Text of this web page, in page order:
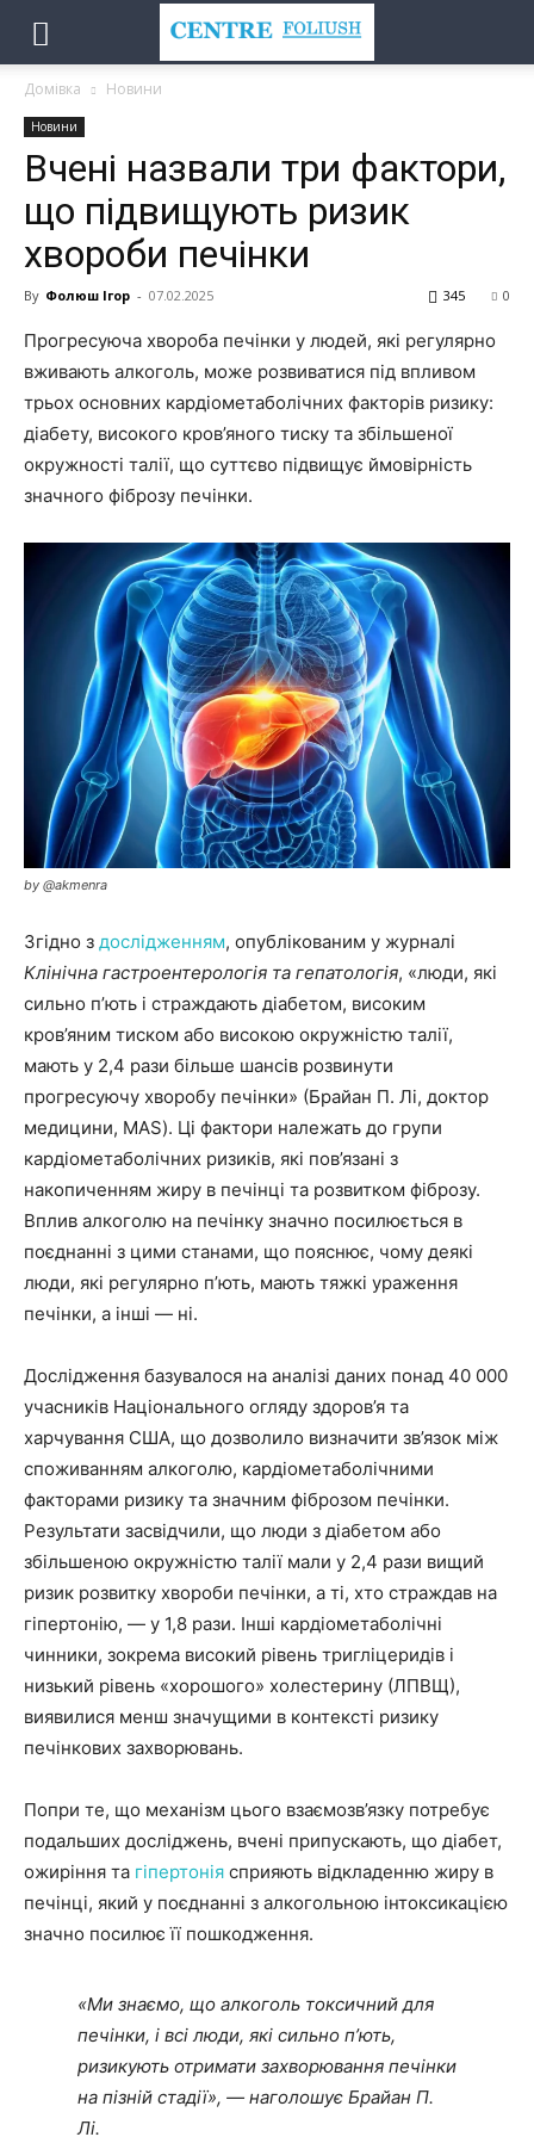
Домівка Новини
Новини
Вчені назвали три фактори,
що підвищують ризик
хвороби печінки
By Фолюш Ігор - 07.02.2025 0
345
Прогресуюча хвороба печінки у людей, які регулярно
вживають алкоголь, може розвиватися під впливом
трьох основних кардіометаболічних факторів ризику:
діабету, високого кров’яного тиску та збільшеної
окружності талії, що суттєво підвищує ймовірність
значного фіброзу печінки.
by @akmenra
Згідно з дослідженням, опублікованим у журналі
Клінічна гастроентерологія та гепатологія, «люди, які
сильно п’ють і страждають діабетом, високим
кров’яним тиском або високою окружністю талії,
мають у 2,4 рази більше шансів розвинути
прогресуючу хворобу печінки» (Брайан П. Лі, доктор
медицини, MAS). Ці фактори належать до групи
кардіометаболічних ризиків, які пов’язані з
накопиченням жиру в печінці та розвитком фіброзу.
Вплив алкоголю на печінку значно посилюється в
поєднанні з цими станами, що пояснює, чому деякі
люди, які регулярно п’ють, мають тяжкі ураження
печінки, а інші — ні.
Дослідження базувалося на аналізі даних понад 40 000
учасників Національного огляду здоров’я та
харчування США, що дозволило визначити зв’язок між
споживанням алкоголю, кардіометаболічними
факторами ризику та значним фіброзом печінки.
Результати засвідчили, що люди з діабетом або
збільшеною окружністю талії мали у 2,4 рази вищий
ризик розвитку хвороби печінки, а ті, хто страждав на
гіпертонію, — у 1,8 рази. Інші кардіометаболічні
чинники, зокрема високий рівень тригліцеридів і
низький рівень «хорошого» холестерину (ЛПВЩ),
виявилися менш значущими в контексті ризику
печінкових захворювань.
Попри те, що механізм цього взаємозв’язку потребує
подальших досліджень, вчені припускають, що діабет,
ожиріння та гіпертонія сприяють відкладенню жиру в
печінці, який у поєднанні з алкогольною інтоксикацією
значно посилює її пошкодження.
«Ми знаємо, що алкоголь токсичний для
печінки, і всі люди, які сильно п’ють,
ризикують отримати захворювання печінки
на пізній стадії», — наголошує Брайан П.
Лі.